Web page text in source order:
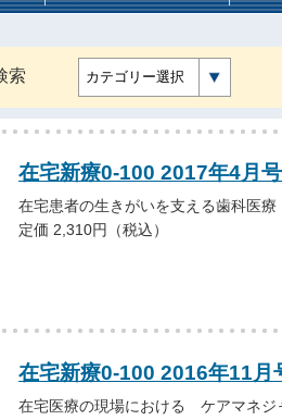
索 カテゴリー選択
在宅新療0-100 2017年4月号
在宅患者の生きがいを支える歯科医療
定価 2,310円（税込）
在宅新療0-100 2016年11月
在宅医療の現場における ケアマネジ